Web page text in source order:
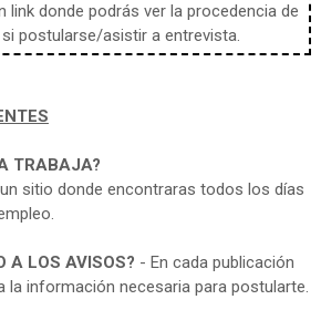
link donde podrás ver la procedencia de
postularse/asistir a entrevista.
TRABAJA?
sitio donde encontraras todos los días
A LOS AVISOS? - En cada publicación
la información necesaria para postularte.